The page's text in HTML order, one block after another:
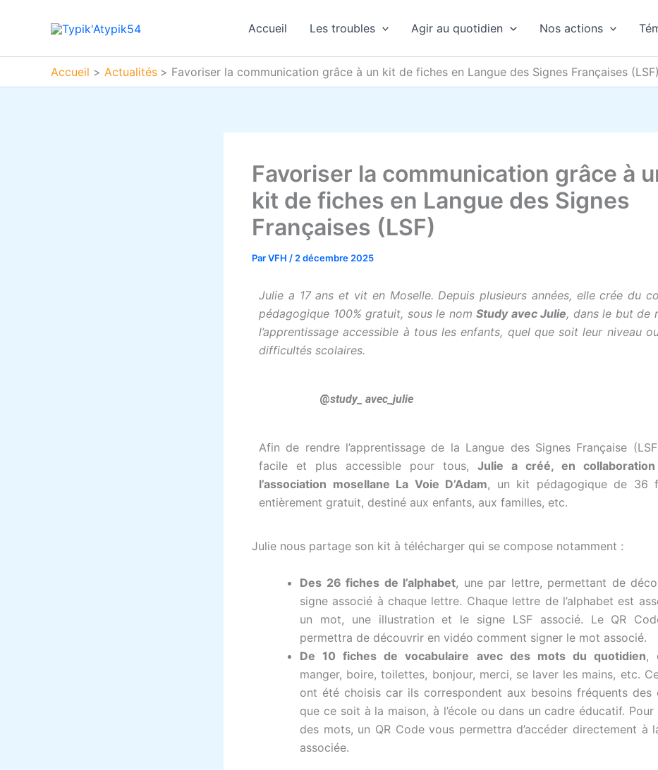
Accueil Les troubles Agir au quotidien Nos actions
Accueil Actualités Favoriser la communication grâce à un kit de fiches en Langue des Signes Françaises (LSF)
Favoriser la communication grâce à
kit de fiches en Langue des Signes
Françaises (LSF)
ParVFH / 2 décembre 2025
Julie a 17 ans et vit en Moselle. Depuis plusieurs années, elle crée du
pédagogique 100% gratuit, sous le nomStudy avec Julie, dans le but de
l’apprentissage accessible à tous les enfants, quel que soit leur niveau
difficultés scolaires.
@study_ avec_julie
Afin de rendre l’apprentissage de la Langue des Signes Française
facile et plus accessible pour tous, Julie a créé, en
l’association mosellane La Voie D’Adam, un kit pédagogique de 36
entièrement gratuit, destiné aux enfants, aux familles, etc.
Julie nous partage son kit à télécharger qui se compose notamment :
Des 26 fiches de l’alphabet, une par lettre, permettant de
signe associé à chaque lettre. Chaque lettre de l’alphabet est
un mot, une illustration et le signe LSF associé. Le QR
permettra de découvrir en vidéo comment signer le mot associé.
De 10 fiches de vocabulaire avec des mots du quotidien,
manger, boire, toilettes, bonjour, merci, se laver les mains, etc.
ont été choisis car ils correspondent aux besoins fréquents des
que ce soit à la maison, à l’école ou dans un cadre éducatif. Pour
des mots, un QR Code vous permettra d’accéder directement à
associée.